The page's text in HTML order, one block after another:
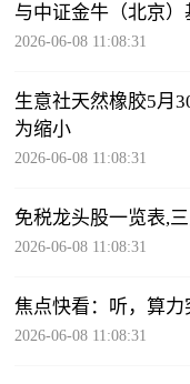
与中证金牛（北京
系的公告
2026-06-08 11:08:31
生意社天然橡胶5月
为缩小
2026-06-08 11:08:31
免税龙头股一览表,
2026-06-08 11:08:31
焦点快看：听，算
2026-06-08 11:08:31